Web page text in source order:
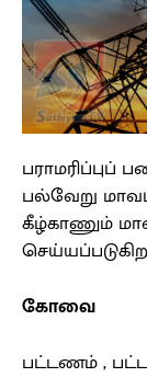
பராமரிப்புப்
பல்வேறு
கீழ்காணும்
கோவை
பட்டணம் ,